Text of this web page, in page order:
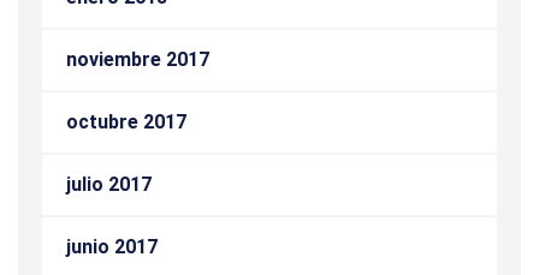
noviembre 2017
octubre 2017
julio 2017
junio 2017